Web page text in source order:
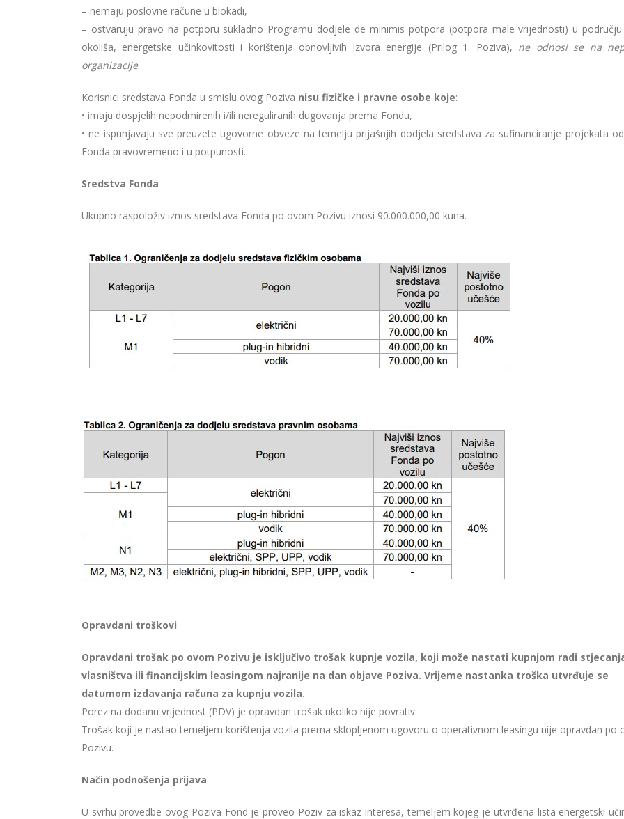
– nemaju poslovne račune u blokadi,
– ostvaruju pravo na potporu sukladno Programu dodjele de minimis potpora (potpora male vrijednosti) u
okoliša, energetske učinkovitosti i korištenja obnovljivih izvora energije (Prilog 1. Poziva), ne odnosi se na
organizacije.
Korisnici sredstava Fonda u smislu ovog Poziva nisu fizičke i pravne osobe koje:
• imaju dospjelih nepodmirenih i/ili nereguliranih dugovanja prema Fondu,
• ne ispunjavaju sve preuzete ugovorne obveze na temelju prijašnjih dodjela sredstava za sufinanciranje projekata
Fonda pravovremeno i u potpunosti.
Sredstva Fonda
Ukupno raspoloživ iznos sredstava Fonda po ovom Pozivu iznosi 90.000.000,00 kuna.
Opravdani troškovi
Opravdani trošak po ovom Pozivu je isključivo trošak kupnje vozila, koji može nastati kupnjom radi
vlasništva ili financijskim leasingom najranije na dan objave Poziva. Vrijeme nastanka troška utvrđuje se
datumom izdavanja računa za kupnju vozila.
Porez na dodanu vrijednost (PDV) je opravdan trošak ukoliko nije povrativ.
Trošak koji je nastao temeljem korištenja vozila prema sklopljenom ugovoru o operativnom leasingu nije opravdan po
Pozivu.
Način podnošenja prijava
U svrhu provedbe ovog Poziva Fond je proveo Poziv za iskaz interesa, temeljem kojeg je utvrđena lista energetski